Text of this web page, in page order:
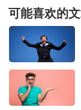
erator光充户外
超过50%，成为
类强大的市场
伏储能全场景
不过，华宝新能
内，企业经营活
滑520.55%。同
可能喜欢的